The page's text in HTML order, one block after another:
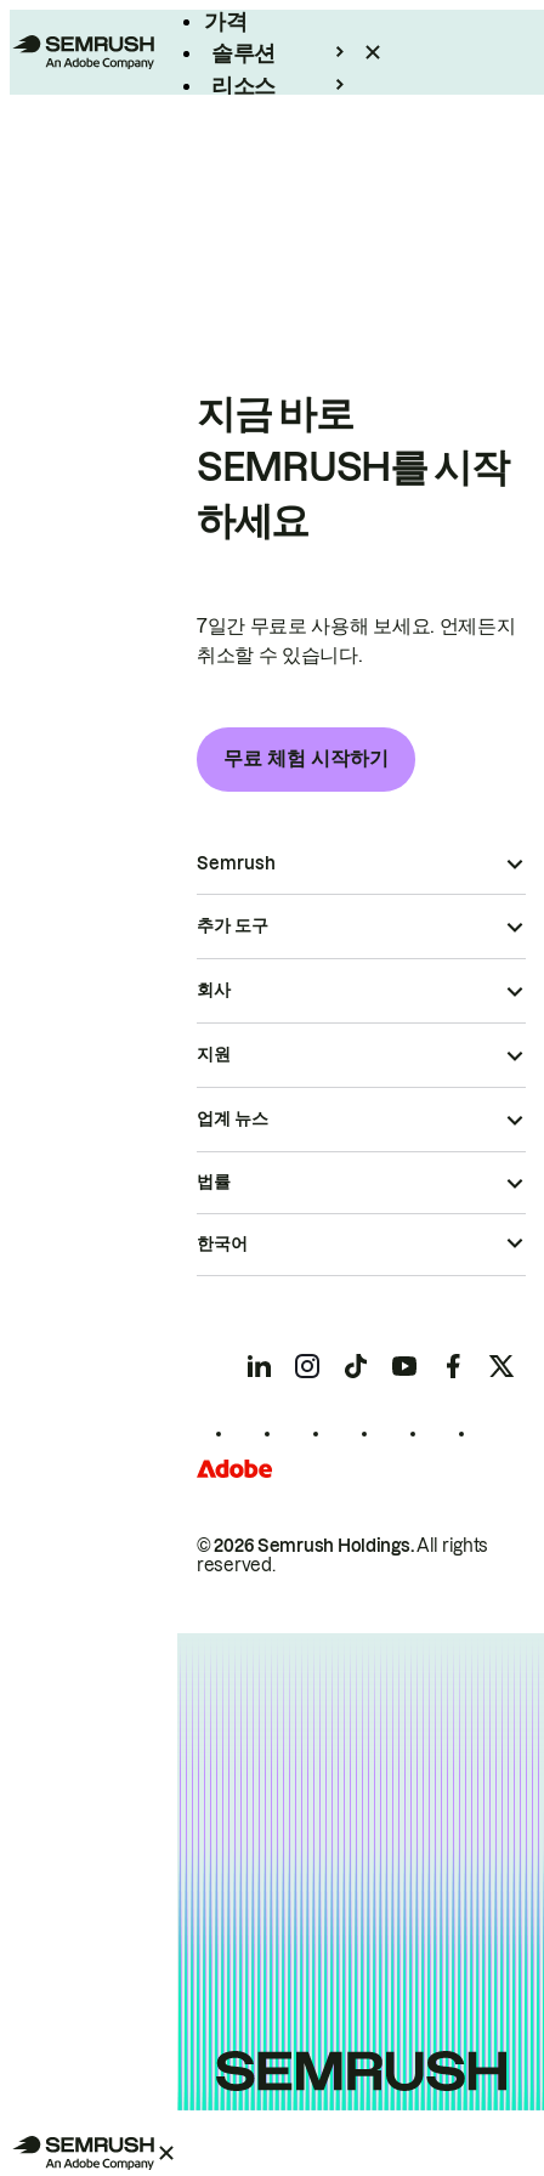
가격
솔루션
리소스
지금 바로
SEMRUSH를 시작
하세요
7일간 무료로 사용해 보세요. 언제든지
취소할 수 있습니다.
무료 체험 시작하기
Semrush
추가 도구
회사
지원
업계 뉴스
© 2026 Semrush Holdings.All rights
reserved.
법률
한국어